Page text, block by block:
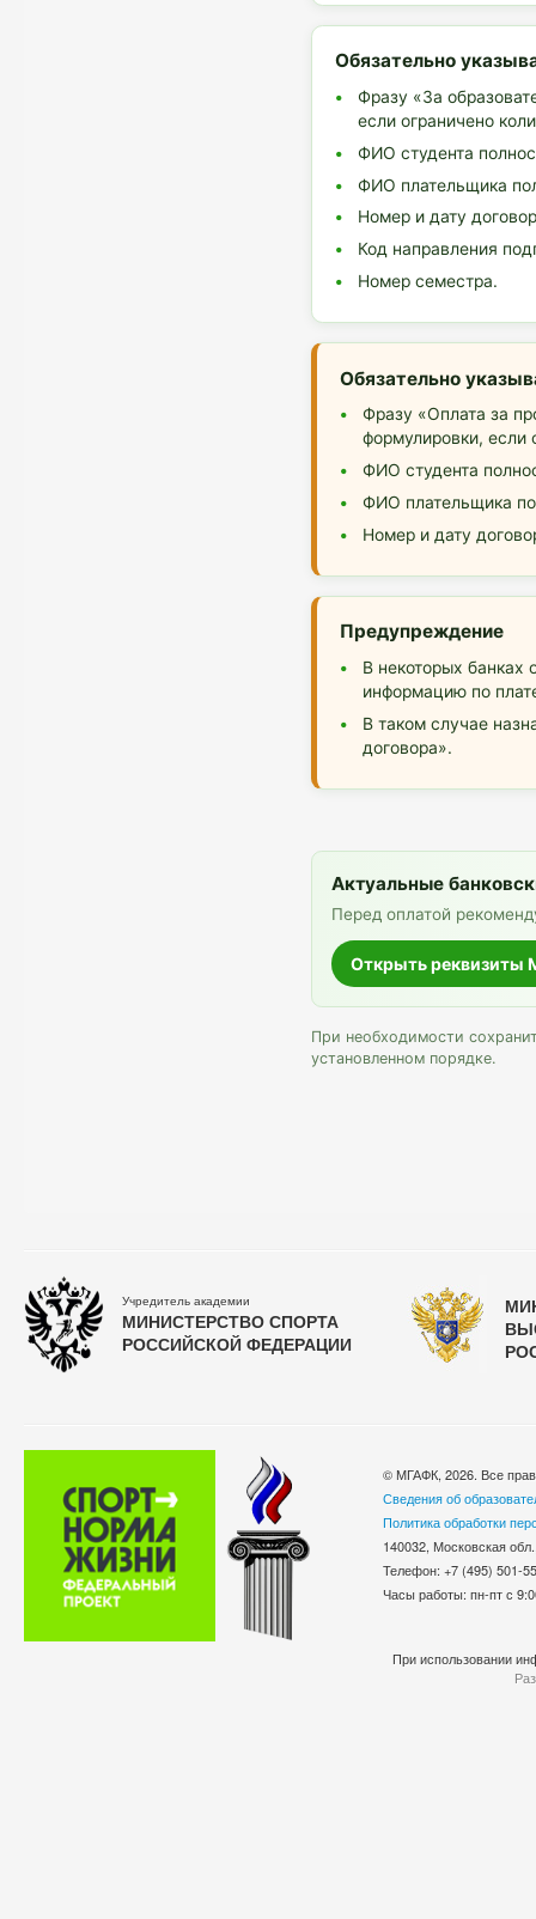
Обязательно
Фразу «За
если ограничено
ФИО студента
ФИО плательщика
Номер и дату
Код направления
Номер семестра.
Обязательно
Фразу «Оплата за
формулировки, если
ФИО студента
ФИО плательщика
Номер и дату
Предупреждение
В некоторых банках
информацию по
В таком случае
договора».
Актуальные
Перед оплатой
Открыть
При необходимости
установленном порядке.
Учредитель академии
МИНИСТЕРСТВО СПОРТА
РОССИЙСКОЙ ФЕДЕРАЦИИ
© МГАФК, 2026. Все
Сведения об
Политика обработки
140032, Московская
Телефон: +7 (495)
Часы работы: пн-пт с
При использовании